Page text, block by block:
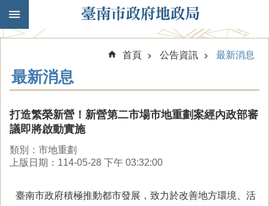
跳到主要內容區塊
首頁 公告資訊 最新消息
最新消息
打造繁榮新營！新營第二市場市地重劃案經內政部審
議即將啟動實施
類別：市地重劃
上版日期：114-05-28 下午 03:32:00
臺南市政府積極推動都市發展，致力於改善地方環境、活